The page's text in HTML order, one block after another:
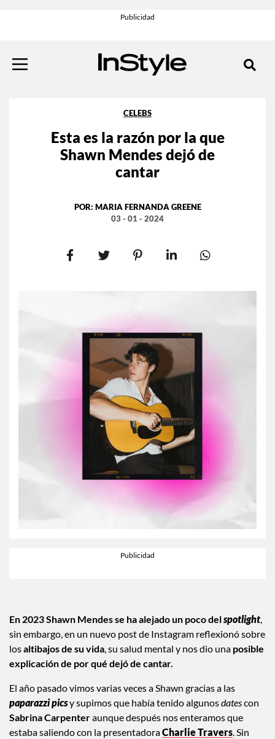
CELEBS
Esta es la razón por la que
Shawn Mendes dejó de
cantar
POR: MARIA FERNANDA GREENE
03 - 01 - 2024
En 2023 Shawn Mendes se ha alejado un poco delspotlight,
sin embargo, en un nuevo post de Instagram reflexionó sobre
losaltibajos de su vida, su salud mental y nos dio una posible
explicación de por qué dejó de cantar.
El año pasado vimos varias veces a Shawn gracias a las
paparazzi picsy supimos que había tenido algunosdatescon
Sabrina Carpenteraunque después nos enteramos que
estaba saliendo con la presentadoraCharlie Travers. Sin